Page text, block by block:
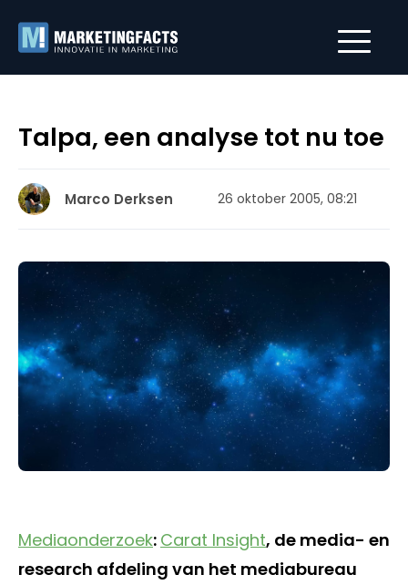
Talpa, een analyse tot nu toe
Marco Derksen 26 oktober 2005, 08:21
Mediaonderzoek: Carat Insight, de media- en
research afdeling van het mediabureau